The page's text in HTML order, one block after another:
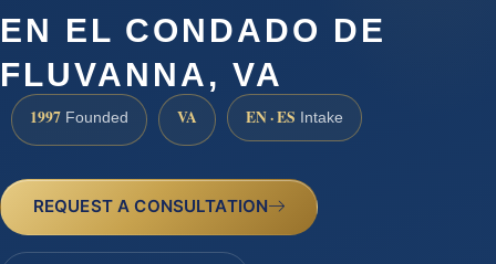
EN EL CONDADO DE
FLUVANNA, VA
1997 Founded VA EN · ES Intake
REQUEST A CONSULTATION